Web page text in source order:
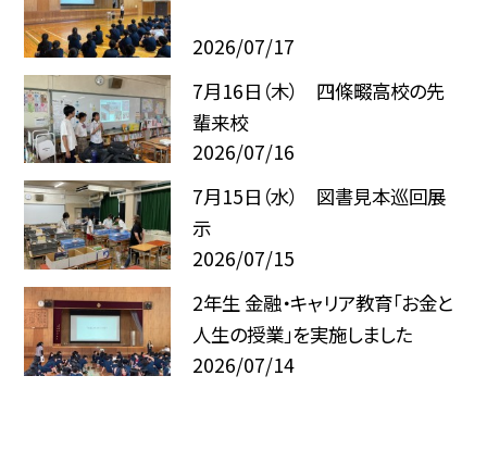
2026/07/17
7月16日（木） 四條畷高校の先
輩来校
2026/07/16
7月15日（水） 図書見本巡回展
示
2026/07/15
2年生 金融・キャリア教育「お金と
人生の授業」を実施しました
2026/07/14